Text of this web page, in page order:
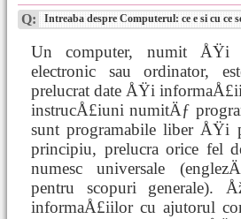
Q: Intreaba despre Computerul: ce e si cu ce
Un computer, numit ÅŸi
electronic sau ordinator,
prelucrat date ÅŸi
instrucÅ£iuni numitÄƒ
sunt programabile liber
principiu, prelucra orice fel
numesc universale
pentru scopuri generale).
informaÅ£iilor cu ajutorul